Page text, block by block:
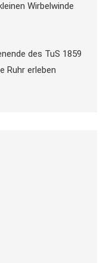
Wirbelwinde
des TuS 1859
Ruhr erleben